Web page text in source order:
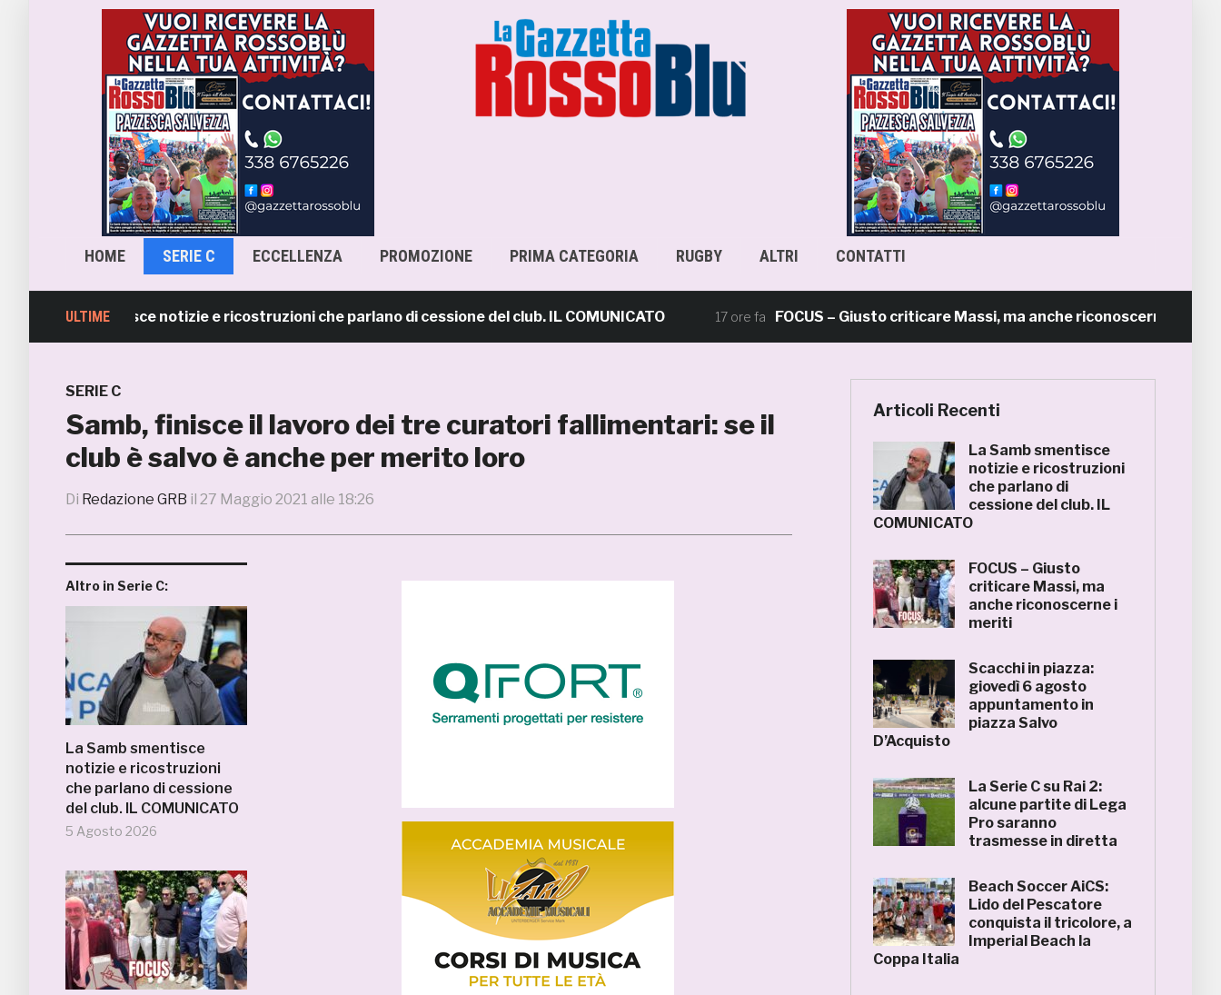
HOME SERIE C ECCELLENZA PROMOZIONE PRIMA CATEGORIA RUGBY ALTRI CONTATTI
ULTIME
smentisce notizie e ricostruzioni che parlano di cessione del club. IL COMUNICATO 17 ore fa FOCUS – Giusto criticare Massi, ma anche riconoscerne i meriti
SERIE C
Samb, finisce il lavoro dei tre curatori fallimentari: se il
club è salvo è anche per merito loro
Di Redazione GRB il 27 Maggio 2021 alle 18:26
Altro in Serie C:
La Samb smentisce
notizie e ricostruzioni
che parlano di cessione
del club. IL COMUNICATO
5 Agosto 2026
Articoli Recenti
La Samb smentisce
notizie e ricostruzioni
che parlano di
cessione del club. IL
COMUNICATO
FOCUS – Giusto
criticare Massi, ma
anche riconoscerne i
meriti
Scacchi in piazza:
giovedì 6 agosto
appuntamento in
piazza Salvo
D’Acquisto
La Serie C su Rai 2:
alcune partite di Lega
Pro saranno
trasmesse in diretta
Beach Soccer AiCS:
Lido del Pescatore
conquista il tricolore, a
Imperial Beach la
Coppa Italia